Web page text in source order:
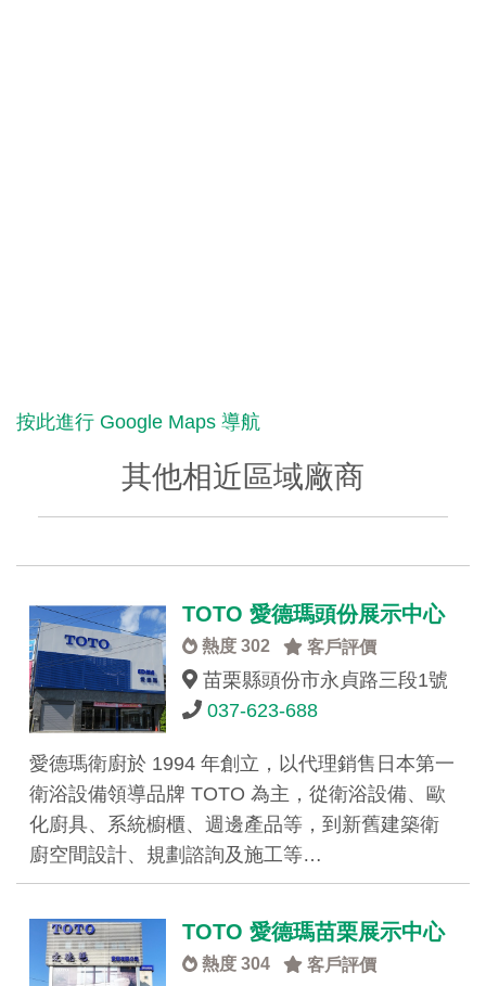
按此進行 Google Maps 導航
其他相近區域廠商
TOTO 愛德瑪頭份展示中心
熱度 302 客戶評價
苗栗縣頭份市永貞路三段1號
037-623-688
愛德瑪衛廚於 1994 年創立，以代理銷售日本第一
衛浴設備領導品牌 TOTO 為主，從衛浴設備、歐
化廚具、系統櫥櫃、週邊產品等，到新舊建築衛
廚空間設計、規劃諮詢及施工等…
TOTO 愛德瑪苗栗展示中心
熱度 304 客戶評價